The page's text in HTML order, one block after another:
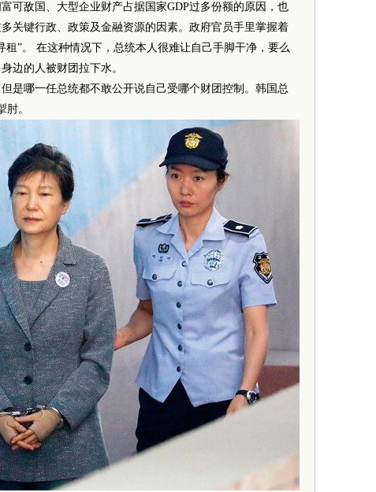
敌国、大型企业财产占据国家GDP过多份额的原因，也
关键行政、政策及金融资源的因素。政府官员手里掌握着
”。 在这种情况下，总统本人很难让自己手脚干净，要么
边的人被财团拉下水。
哪一任总统都不敢公开说自己受哪个财团控制。韩国总
。